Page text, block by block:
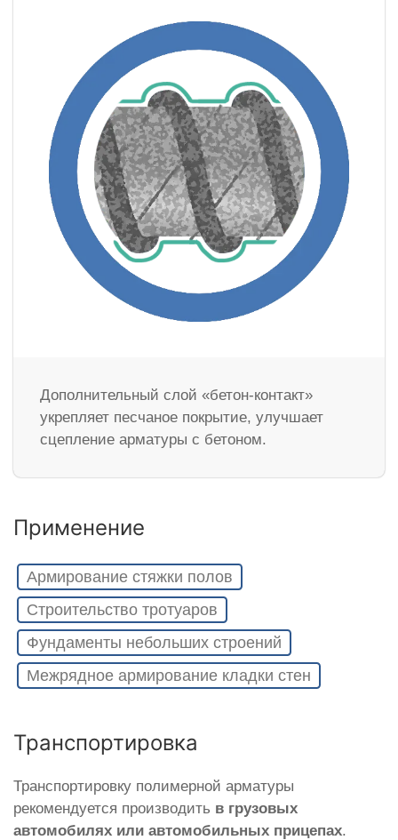
Дополнительный слой «бетон-контакт»
укрепляет песчаное покрытие, улучшает
сцепление арматуры с бетоном.
Применение
Армирование стяжки полов
Строительство тротуаров
Фундаменты небольших строений
Межрядное армирование кладки стен
Транспортировка
Транспортировку полимерной арматуры
рекомендуется производить в грузовых
автомобилях или автомобильных прицепах.